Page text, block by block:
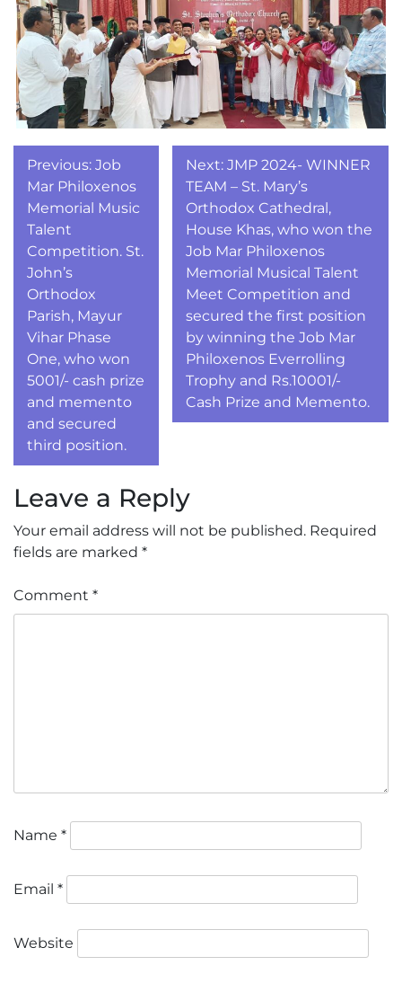
Post
navigation
Previous: Job
Mar Philoxenos
Memorial Music
Talent
Competition. St.
John’s
Orthodox
Parish, Mayur
Vihar Phase
One, who won
5001/- cash prize
and memento
and secured
third position.
Next: JMP 2024- WINNER
TEAM – St. Mary’s
Orthodox Cathedral,
House Khas, who won the
Job Mar Philoxenos
Memorial Musical Talent
Meet Competition and
secured the first position
by winning the Job Mar
Philoxenos Everrolling
Trophy and Rs.10001/-
Cash Prize and Memento.
Leave a Reply
Your email address will not be published. Required
fields are marked *
Comment *
Name *
Email *
Website